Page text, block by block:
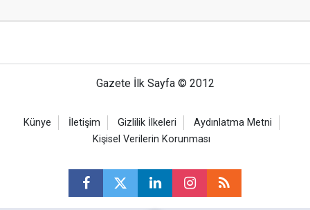
Gazete İlk Sayfa © 2012
Künye İletişim Gizlilik İlkeleri
Aydınlatma Metni
Kişisel Verilerin Korunması